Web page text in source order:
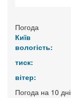
Погода
Київ
вологість:
тиск:
вітер:
Погода на 10